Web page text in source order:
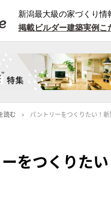
新潟最大級の家づくり情
掲載ビルダー建築実例 こ
読む パントリーをつくりたい！
をつくりた